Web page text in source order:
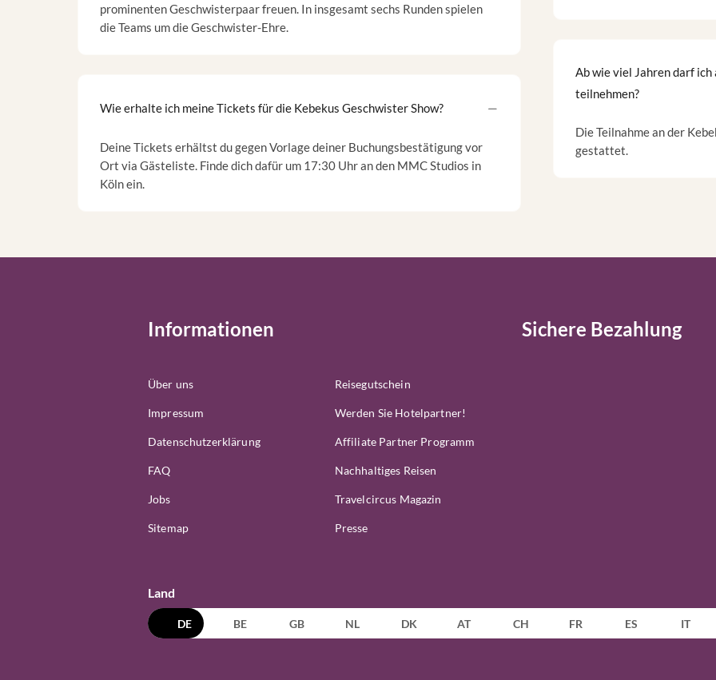
prominenten Geschwisterpaar freuen. In insgesamt sechs Runden spielen
die Teams um die Geschwister-Ehre.
Wie erhalte ich meine Tickets für die Kebekus Geschwister Show?
Deine Tickets erhältst du gegen Vorlage deiner Buchungsbestätigung vor
Ort via Gästeliste. Finde dich dafür um 17:30 Uhr an den MMC Studios in
Köln ein.
Ab wie viel Jahren darf
teilnehmen?
Die Teilnahme an der
gestattet.
Informationen
Über uns
Impressum
Datenschutzerklärung
FAQ
Jobs
Sitemap
Reisegutschein
Werden Sie Hotelpartner!
Affiliate Partner Programm
Nachhaltiges Reisen
Travelcircus Magazin
Presse
Sichere Bezahlung
Land
DE BE GB NL DK AT CH FR ES IT